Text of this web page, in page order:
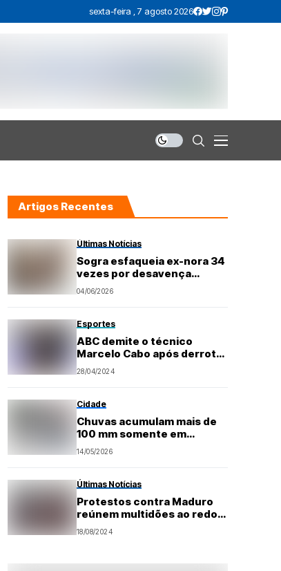
sexta-feira , 7 agosto 2026
Artigos Recentes
Últimas Notícias
Sogra esfaqueia ex-nora 34
vezes por desavença
familiar
04/06/2026
Esportes
ABC demite o técnico
Marcelo Cabo após derrota
para o Náutico
28/04/2024
Cidade
Chuvas acumulam mais de
100 mm somente em
Pajuçara durante a
madrugada em Natal
14/05/2026
Últimas Notícias
Protestos contra Maduro
reúnem multidões ao redor
do mundo
18/08/2024